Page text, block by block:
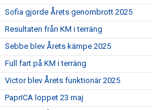
Sofia gjorde Årets genombrott 2025
Resultaten från KM i terräng
Sebbe blev Årets kämpe 2025
Full fart på KM i terräng
Victor blev Årets funktionär 2025
PaprICA loppet 23 maj